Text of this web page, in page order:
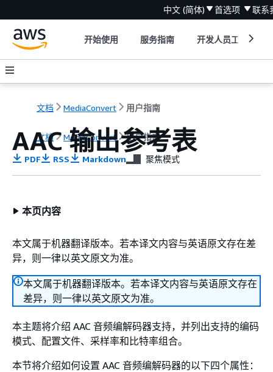
中文 (简体) 首选项 联系
开始使用 服务指南 开发人员工具
文档 MediaConvert 用户指南
文档 MediaConvert 用户指南
AAC 输出参考表
PDF RSS Markdown 聚焦模式
本页内容
本文属于机器翻译版本。若本译文内容与英语原文存在差
异，则一律以英文原文为准。
本文属于机器翻译版本。若本译文内容与英语原文存在
差异，则一律以英文原文为准。
本主题将介绍 AAC 音频编解码器支持，并列出支持的编码
模式、配置文件、采样率和比特率组合。
本节将介绍如何设置 AAC 音频编解码器的以下四个属性：